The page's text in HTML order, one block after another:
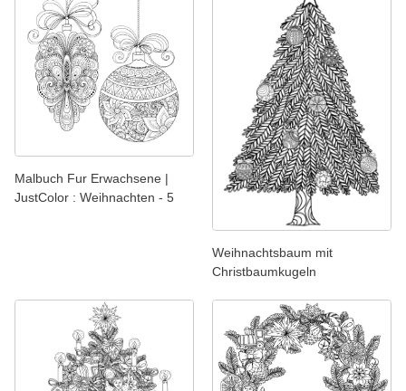
Malbuch Fur Erwachsene |
JustColor : Weihnachten - 5
Weihnachtsbaum mit
Christbaumkugeln